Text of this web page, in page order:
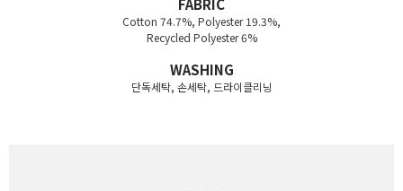
FABRIC
Cotton 74.7%, Polyester 19.3%,
Recycled Polyester 6%
WASHING
단독세탁, 손세탁, 드라이클리닝